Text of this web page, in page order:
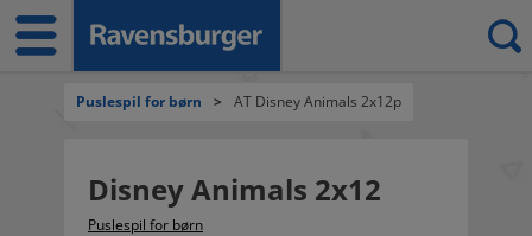
Puslespil for børn > AT Disney Animals 2x12p
Disney Animals 2x12
Puslespil for børn